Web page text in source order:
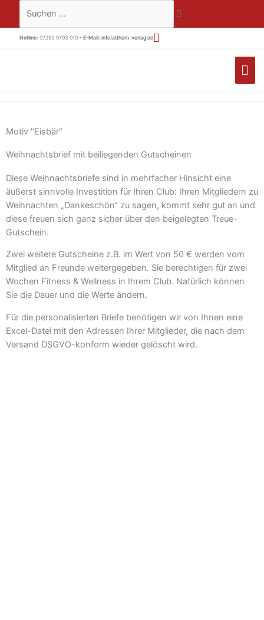
springen
Suchen …
Hotline: 07253 9793 010 • E-Mail: info(at)horn-verlag.de
Motiv "Eisbär"
Weihnachtsbrief mit beiliegenden Gutscheinen
Diese Weihnachtsbriefe sind in mehrfacher Hinsicht eine
äußerst sinnvolle Investition für Ihren Club: Ihren Mitgliedern zu
Weihnachten „Dankeschön“ zu sagen, kommt sehr gut an und
diese freuen sich ganz sicher über den beigelegten Treue-
Gutschein.
Zwei weitere Gutscheine z.B. im Wert von 50 € werden vom
Mitglied an Freunde weitergegeben. Sie berechtigen für zwei
Wochen Fitness & Wellness in Ihrem Club. Natürlich können
Sie die Dauer und die Werte ändern.
Für die personalisierten Briefe benötigen wir von Ihnen eine
Excel-Datei mit den Adressen Ihrer Mitglieder, die nach dem
Versand DSGVO-konform wieder gelöscht wird.